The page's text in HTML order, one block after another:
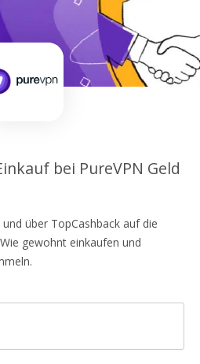
bei PureVPN Geld
über TopCashback auf die
gewohnt einkaufen und